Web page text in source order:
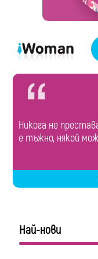
Никога не
е тъжно, някой
Най-нови